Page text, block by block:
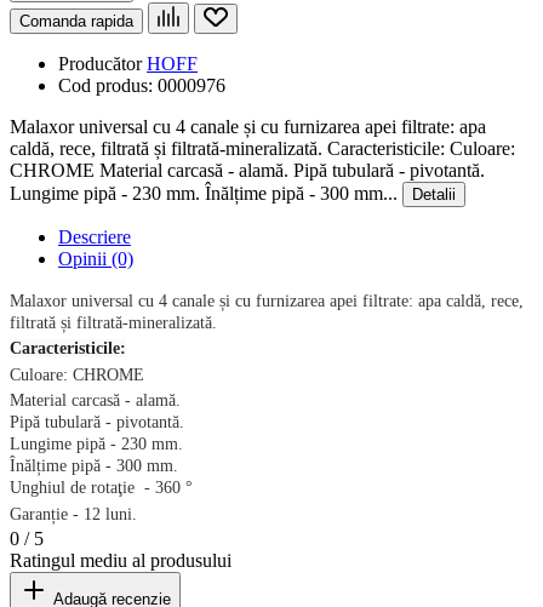
Comanda rapida
ProducătorHOFF
Cod produs: 0000976
Malaxor universal cu 4 canale și cu furnizarea apei filtrate: apa
caldă, rece, filtrată și filtrată-mineralizată. Сaracteristicile: Culoare:
CHROME Material carcasă - alamă. Pipă tubulară - pivotantă.
Lungime pipă - 230 mm. Înălțime pipă - 300 mm...
Detalii
Descriere
Opinii (0)
Malaxor universal cu 4 canale și cu furnizarea apei filtrate: apa caldă, rece,
filtrată și filtrată-mineralizată.
Сaracteristicile:
Culoare: CHROME
Material carcasă - alamă.
Pipă tubulară - pivotantă.
Lungime pipă - 230 mm.
Înălțime pipă - 300 mm.
Unghiul de rotaţie - 360 °
Garanție - 12 luni.
0 / 5
Ratingul mediu al produsului
Adaugă recenzie